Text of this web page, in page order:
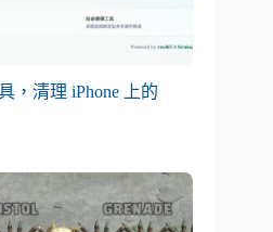
，清理 iPhone 上的